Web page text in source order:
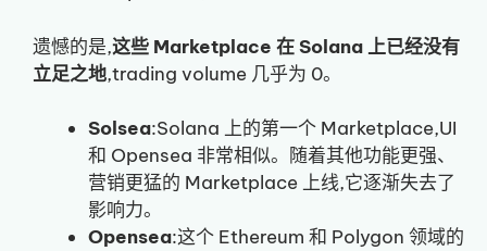
遗憾的是,这些 Marketplace 在 Solana 上已经没有
立足之地,trading volume 几乎为 0。
Solsea:Solana 上的第一个 Marketplace,UI
和 Opensea 非常相似。随着其他功能更强、
营销更猛的 Marketplace 上线,它逐渐失去了
影响力。
Opensea:这个 Ethereum 和 Polygon 领域的